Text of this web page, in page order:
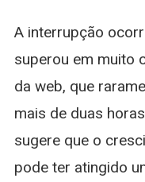
A interrupção
superou em muito
da web, que
mais de duas
sugere que o
pode ter atingido